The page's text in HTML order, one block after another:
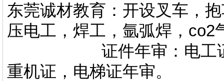
东莞诚材教育：开设叉车，
压电工，焊工，氩弧焊，co2
证件年审：电工证，
重机证，电梯证年审。